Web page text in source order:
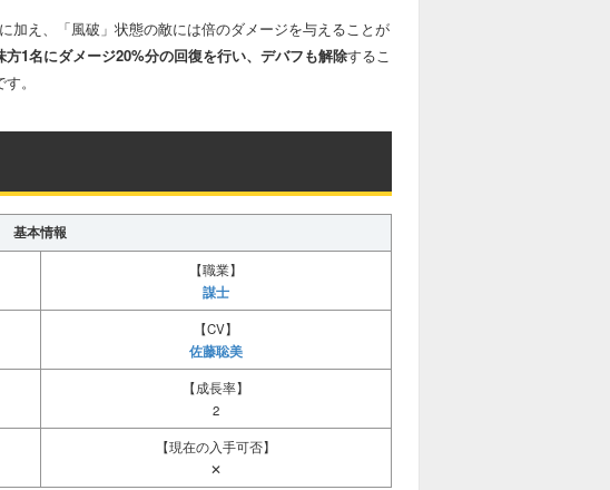
バフ/特
特定副将（人数制限など）へ通常バフ（種
類や数問わず）を付与
デバフ/複
敵複数へデバフ（種類や数問わず）を付与
敵全体へデバフ（種類や数問わず）を付与
（敵6名を対象、発生条件がある場合あり）
自分の通常デバフ（種類や数問わず）を解
特定副将の通常デバフ（種類や数問わず）
味方全員の通常デバフ（種類や数問わず）
に加え、「風破」状態の敵には倍のダメージを与えることが
方1名にダメージ20%分の回復を行い、デバフも解除するこ
。
基本情報
【職業】
謀士
【CV】
佐藤聡美
【成長率】
2
【現在の入手可否】
✕